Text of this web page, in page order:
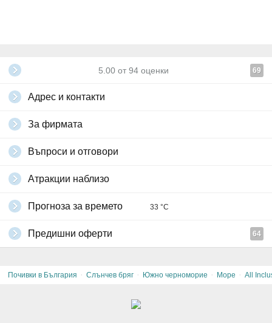
5.00 от 94 оценки 69
Адрес и контакти
За фирмата
Въпроси и отговори
Атракции наблизо
Прогноза за времето 33 °C
Предишни оферти 64
Почивки в България · Слънчев бряг · Южно черноморие · Море · All